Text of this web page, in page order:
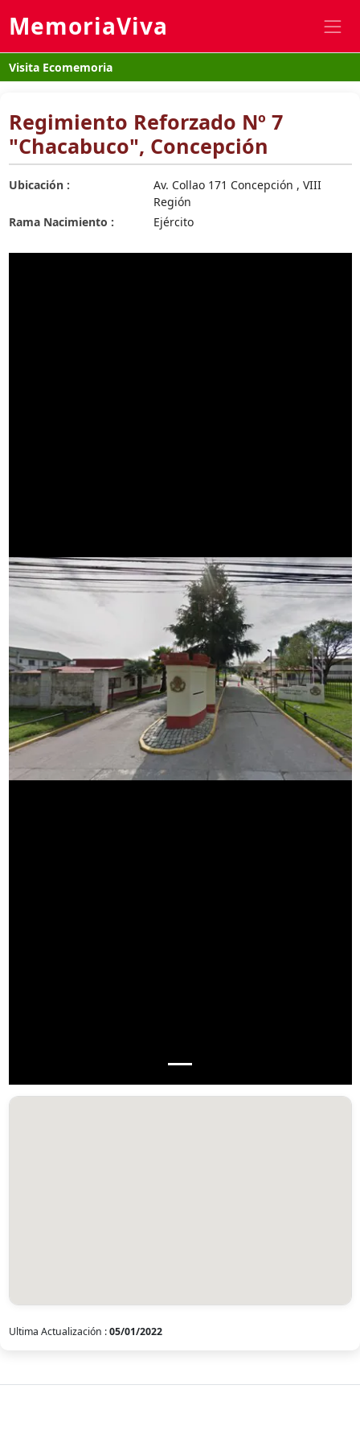
MemoriaViva
Visita Ecomemoria
Regimiento Reforzado Nº 7
"Chacabuco", Concepción
Ubicación :
Av. Collao 171 Concepción , VIII
Región
Rama Nacimiento :
Ejército
Ultima Actualización :05/01/2022